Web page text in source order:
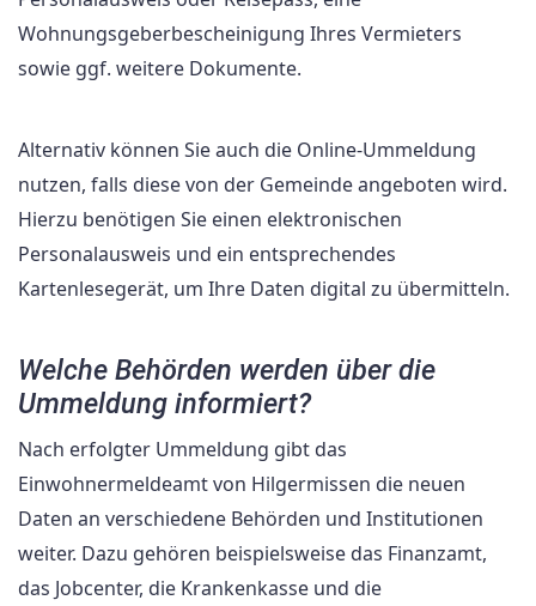
Wohnungsgeberbescheinigung Ihres Vermieters
sowie ggf. weitere Dokumente.
Alternativ können Sie auch die Online-Ummeldung
nutzen, falls diese von der Gemeinde angeboten wird.
Hierzu benötigen Sie einen elektronischen
Personalausweis und ein entsprechendes
Kartenlesegerät, um Ihre Daten digital zu übermitteln.
Welche Behörden werden über die
Ummeldung informiert?
Nach erfolgter Ummeldung gibt das
Einwohnermeldeamt von Hilgermissen die neuen
Daten an verschiedene Behörden und Institutionen
weiter. Dazu gehören beispielsweise das Finanzamt,
das Jobcenter, die Krankenkasse und die